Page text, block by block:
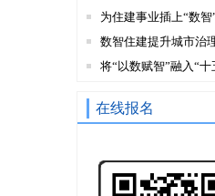
为住建事业插上“数智
数智住建提升城市治
将“以数赋智”融入“十
在线报名